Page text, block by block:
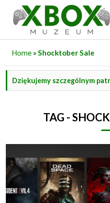
Home » Shocktober Sale
Dziękujemy szczególnym
TAG -